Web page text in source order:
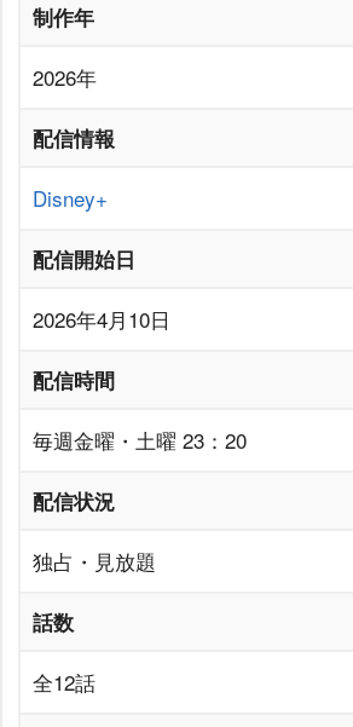
制作年
2026年
配信情報
Disney+
配信開始日
2026年4月10日
配信時間
毎週金曜・土曜 23：20
配信状況
独占・見放題
話数
全12話